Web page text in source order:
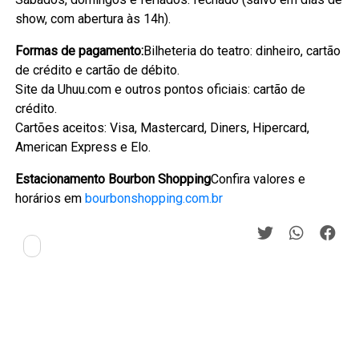
show, com abertura às 14h).
Formas de pagamento:Bilheteria do teatro: dinheiro, cartão
de crédito e cartão de débito.
Site da Uhuu.com e outros pontos oficiais: cartão de
crédito.
Cartões aceitos: Visa, Mastercard, Diners, Hipercard,
American Express e Elo.
Estacionamento Bourbon ShoppingConfira valores e
horários em bourbonshopping.com.br